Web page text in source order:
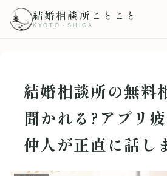
結婚相談所ことこと
KYOTO・SHIGA
結婚相談所の無料
聞かれる?アプリ
仲人が正直に話し